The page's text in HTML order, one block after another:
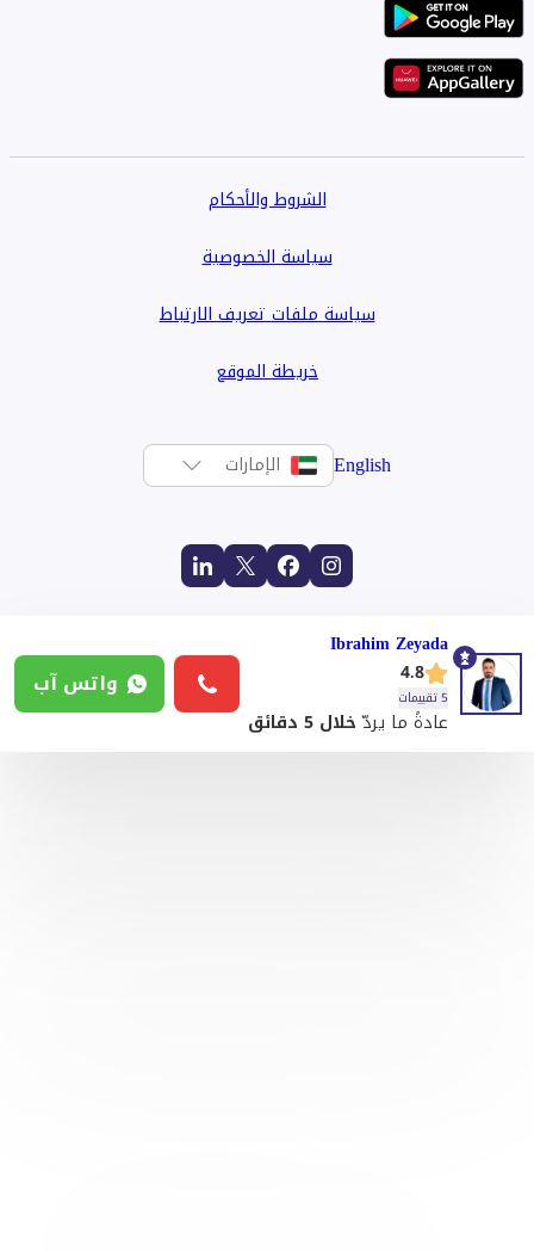
الشروط والأحكام
سياسة الخصوصية
سياسة ملفات تعريف الارتباط
خريطة الموقع
English الإمارات
Ibrahim Zeyada
4.8
5 تقييمات
عادةً ما يردّخلال 5 دقائق
واتس آب